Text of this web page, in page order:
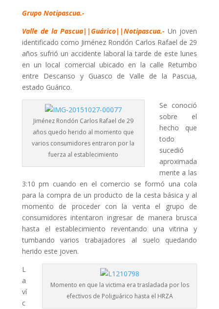
Grupo Notipascua.-
Valle de la Pascua||Guárico||Notipascua.- Un joven
identificado como Jiménez Rondón Carlos Rafael de 29
años sufrió un accidente laboral la tarde de este lunes
en un local comercial ubicado en la calle Retumbo
entre Descanso y Guasco de Valle de la Pascua,
estado Guárico.
Jiménez Rondón Carlos Rafael de 29
años quedo herido al momento que
varios consumidores entraron por la
fuerza al establecimiento
Se conoció
sobre el
hecho que
todo
sucedió
aproximada
mente a las
3:10 pm cuando en el comercio se formó una cola
para la compra de un producto de la cesta básica y al
momento de proceder con la venta el grupo de
consumidores intentaron ingresar de manera brusca
hasta el establecimiento reventando una vitrina y
tumbando varios trabajadores al suelo quedando
herido este joven.
Momento en que la victima era trasladada por los
efectivos de Poliguárico hasta el HRZA
L
a
ví
c